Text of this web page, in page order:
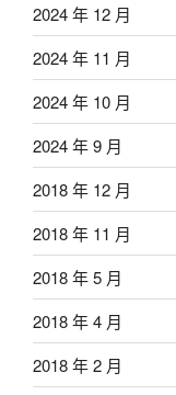
2024 年 12 月
2024 年 11 月
2024 年 10 月
2024 年 9 月
2018 年 12 月
2018 年 11 月
2018 年 5 月
2018 年 4 月
2018 年 2 月